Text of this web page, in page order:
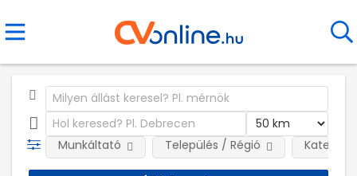
Munkáltató Település / Régió